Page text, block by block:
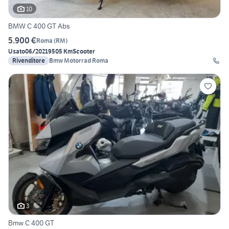
10
BMW C 400 GT Abs
5.900 €Roma (RM)
Usato06/20219505 KmScooter
Rivenditore Bmw Motorrad Roma
3
Bmw C 400 GT